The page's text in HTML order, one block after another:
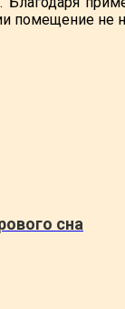
помещение не
сна